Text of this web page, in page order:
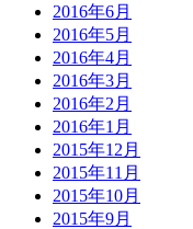
2016年6月
2016年5月
2016年4月
2016年3月
2016年2月
2016年1月
2015年12月
2015年11月
2015年10月
2015年9月